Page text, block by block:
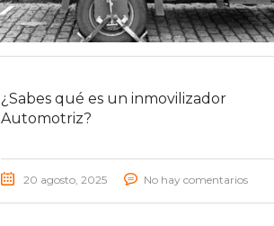
¿Sabes qué es un inmovilizador
Automotriz?
20 agosto, 2025 No hay comentarios